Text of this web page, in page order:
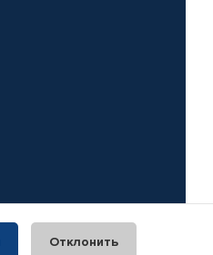
Отклонить